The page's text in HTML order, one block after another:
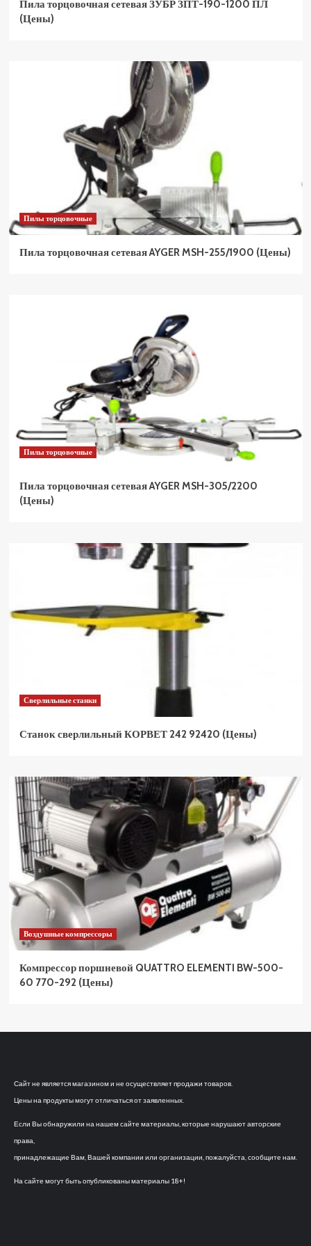
Пила торцовочная сетевая ЗУБР ЗПТ-190-1200 ПЛ
(Цены)
Пилы торцовочные
Пила торцовочная сетевая AYGER MSH-255/1900 (Цены)
Пилы торцовочные
Пила торцовочная сетевая AYGER MSH-305/2200
(Цены)
Сверлильные станки
Станок сверлильный КОРВЕТ 242 92420 (Цены)
Воздушные компрессоры
Компрессор поршневой QUATTRO ELEMENTI BW-500-
60 770-292 (Цены)
Сайт не является магазином и не осуществляет продажи товаров.
Цены на продукты могут отличаться от заявленных.
Если Вы обнаружили на нашем сайте материалы, которые нарушают авторские
права,
принадлежащие Вам, Вашей компании или организации, пожалуйста, сообщите нам.
На сайте могут быть опубликованы материалы 18+!